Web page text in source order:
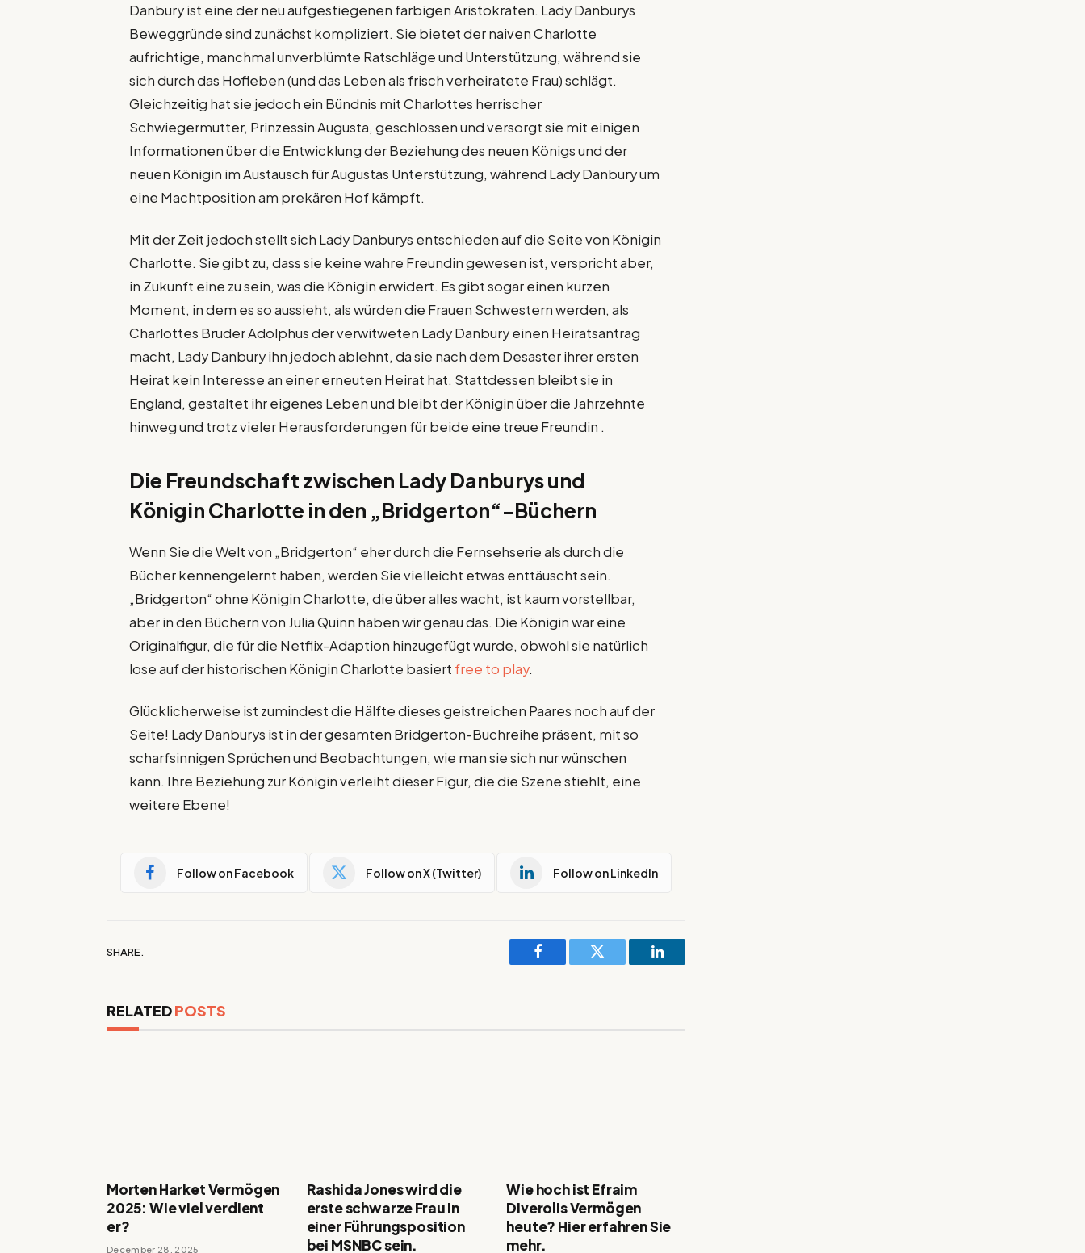
Danbury ist eine der neu aufgestiegenen farbigen Aristokraten. Lady Danburys
Beweggründe sind zunächst kompliziert. Sie bietet der naiven Charlotte
aufrichtige, manchmal unverblümte Ratschläge und Unterstützung, während sie
sich durch das Hofleben (und das Leben als frisch verheiratete Frau) schlägt.
Gleichzeitig hat sie jedoch ein Bündnis mit Charlottes herrischer
Schwiegermutter, Prinzessin Augusta, geschlossen und versorgt sie mit einigen
Informationen über die Entwicklung der Beziehung des neuen Königs und der
neuen Königin im Austausch für Augustas Unterstützung, während Lady Danbury um
eine Machtposition am prekären Hof kämpft.
Mit der Zeit jedoch stellt sich Lady Danburys entschieden auf die Seite von Königin
Charlotte. Sie gibt zu, dass sie keine wahre Freundin gewesen ist, verspricht aber,
in Zukunft eine zu sein, was die Königin erwidert. Es gibt sogar einen kurzen
Moment, in dem es so aussieht, als würden die Frauen Schwestern werden, als
Charlottes Bruder Adolphus der verwitweten Lady Danbury einen Heiratsantrag
macht, Lady Danbury ihn jedoch ablehnt, da sie nach dem Desaster ihrer ersten
Heirat kein Interesse an einer erneuten Heirat hat. Stattdessen bleibt sie in
England, gestaltet ihr eigenes Leben und bleibt der Königin über die Jahrzehnte
hinweg und trotz vieler Herausforderungen für beide eine treue Freundin .
Die Freundschaft zwischen Lady Danburys und
Königin Charlotte in den „Bridgerton“-Büchern
Wenn Sie die Welt von „Bridgerton“ eher durch die Fernsehserie als durch die
Bücher kennengelernt haben, werden Sie vielleicht etwas enttäuscht sein.
„Bridgerton“ ohne Königin Charlotte, die über alles wacht, ist kaum vorstellbar,
aber in den Büchern von Julia Quinn haben wir genau das. Die Königin war eine
Originalfigur, die für die Netflix-Adaption hinzugefügt wurde, obwohl sie natürlich
lose auf der historischen Königin Charlotte basiert free to play.
Glücklicherweise ist zumindest die Hälfte dieses geistreichen Paares noch auf der
Seite! Lady Danburys ist in der gesamten Bridgerton-Buchreihe präsent, mit so
scharfsinnigen Sprüchen und Beobachtungen, wie man sie sich nur wünschen
kann. Ihre Beziehung zur Königin verleiht dieser Figur, die die Szene stiehlt, eine
weitere Ebene!
Follow on Facebook Follow on X (Twitter) Follow on LinkedIn
SHARE.
Facebook Twitter LinkedIn
RELATEDPOSTS
Morten Harket Vermögen
2025: Wie viel verdient
er?
December 28, 2025
Rashida Jones wird die
erste schwarze Frau in
einer Führungsposition
bei MSNBC sein.
Wie hoch ist Efraim
Diverolis Vermögen
heute? Hier erfahren Sie
mehr.